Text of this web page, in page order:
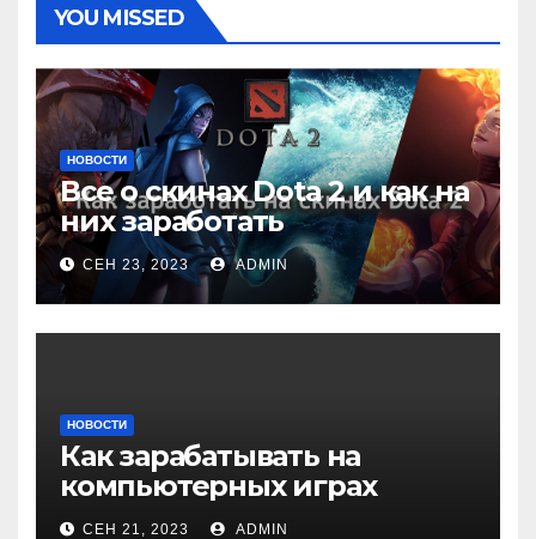
YOU MISSED
НОВОСТИ
Все о скинах Dota 2 и как на
них заработать
СЕН 23, 2023 ADMIN
НОВОСТИ
Как зарабатывать на
компьютерных играх
СЕН 21, 2023 ADMIN